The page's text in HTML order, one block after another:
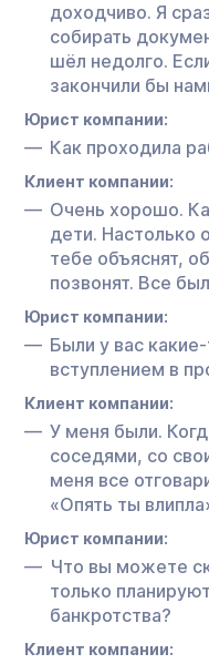
доходчиво. Я
собирать
шёл недолго.
закончили бы
Юрист компании:
Как проходила
Клиент компании:
Очень хорошо.
дети. Настолько
тебе объяснят,
позвонят. Все
Юрист компании:
Были у вас
вступлением в
Клиент компании:
У меня были.
соседями, со
меня все
«Опять ты
Юрист компании:
Что вы можете
только
банкротства?
Клиент компании: